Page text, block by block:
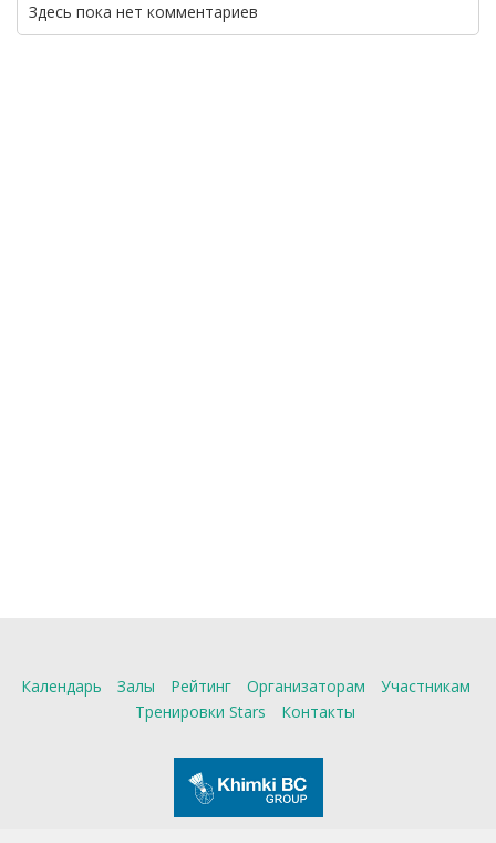
Здесь пока нет комментариев
Календарь Залы Рейтинг Организаторам
Участникам
Тренировки Stars
Контакты